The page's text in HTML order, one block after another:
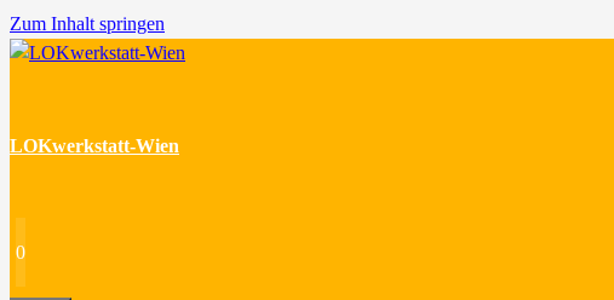
Zum Inhalt springen
LOKwerkstatt-Wien
0